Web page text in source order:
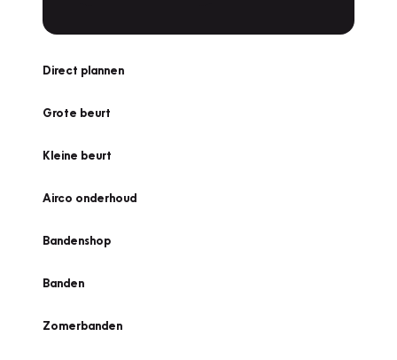
Direct plannen
Grote beurt
Kleine beurt
Airco onderhoud
Bandenshop
Banden
Zomerbanden